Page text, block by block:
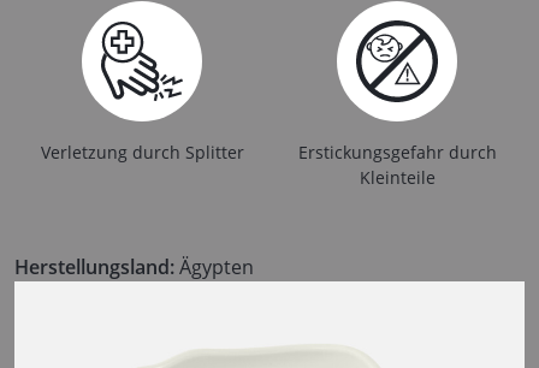
Verletzung durch Splitter
Erstickungsgefahr durch
Kleinteile
Herstellungsland:Ägypten